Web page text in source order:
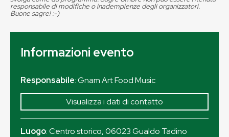
responsabile di modifiche o inadempienze degli organizzatori.
Buone sagre! :-)
Informazioni evento
Responsabile: Gnam Art Food Music
Visualizza i dati di contatto
Luogo:Centro storico,06023Gualdo Tadino